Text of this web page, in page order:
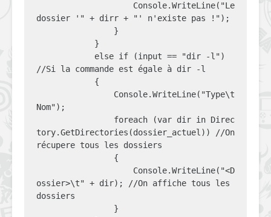
dossier '" + dirr + "' n'existe pas !");
//Si la commande est égale à dir -l
Nom");
tory.GetDirectories(dossier_actuel)) //On
récupere tous les dossiers
ossier>\t" + dir); //On affiche tous les
dossiers